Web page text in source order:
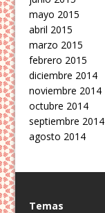
mayo 2015
abril 2015
marzo 2015
febrero 2015
diciembre 2014
noviembre 2014
octubre 2014
septiembre 2014
agosto 2014
Temas